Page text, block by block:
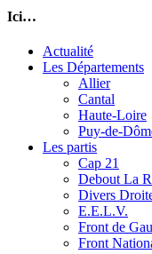
Ici…
Actualité
Les Départements
Allier
Cantal
Haute-Loire
Puy-de-
Les partis
Cap 21
Debout La
Divers
E.E.L.V.
Front de
Front